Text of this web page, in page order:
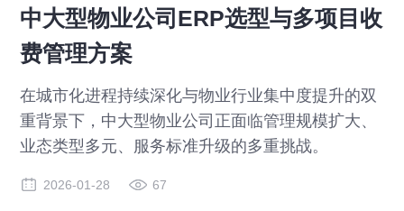
中大型物业公司ERP选型与多项目收
费管理方案
在城市化进程持续深化与物业行业集中度提升的双
重背景下，中大型物业公司正面临管理规模扩大、
业态类型多元、服务标准升级的多重挑战。
2026-01-28 67